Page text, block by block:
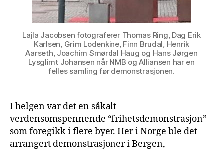
Lajla Jacobsen fotograferer Thomas Ring, Dag Erik
Karlsen, Grim Lodenkine, Finn Brudal, Henrik
Aarseth, Joachim Smørdal Haug og Hans Jørgen
Lysglimt Johansen når NMB og Alliansen har en
felles samling før demonstrasjonen.
I helgen var det en såkalt
verdensomspennende “frihetsdemonstrasjon”
som foregikk i flere byer. Her i Norge ble det
arrangert demonstrasjoner i Bergen,